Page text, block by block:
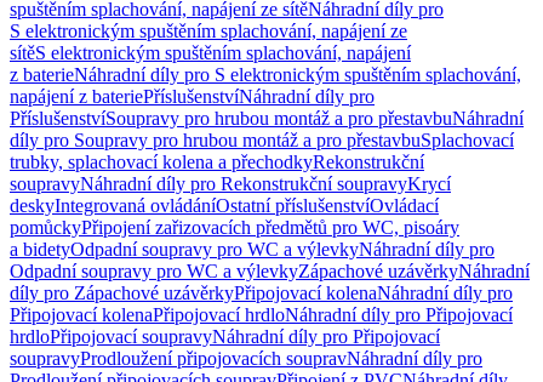
spuštěním splachování, napájení ze sítěNáhradní díly pro
S elektronickým spuštěním splachování, napájení ze
sítěS elektronickým spuštěním splachování, napájení
z baterieNáhradní díly pro S elektronickým spuštěním splachování,
napájení z bateriePříslušenstvíNáhradní díly pro
PříslušenstvíSoupravy pro hrubou montáž a pro přestavbuNáhradní
díly pro Soupravy pro hrubou montáž a pro přestavbuSplachovací
trubky, splachovací kolena a přechodkyRekonstrukční
soupravyNáhradní díly pro Rekonstrukční soupravyKrycí
deskyIntegrovaná ovládáníOstatní příslušenstvíOvládací
pomůckyPřipojení zařizovacích předmětů pro WC, pisoáry
a bidetyOdpadní soupravy pro WC a výlevkyNáhradní díly pro
Odpadní soupravy pro WC a výlevkyZápachové uzávěrkyNáhradní
díly pro Zápachové uzávěrkyPřipojovací kolenaNáhradní díly pro
Připojovací kolenaPřipojovací hrdloNáhradní díly pro Připojovací
hrdloPřipojovací soupravyNáhradní díly pro Připojovací
soupravyProdloužení připojovacích soupravNáhradní díly pro